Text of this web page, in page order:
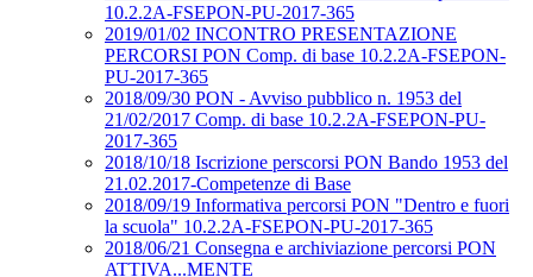
10.2.2A-FSEPON-PU-2017-365
2019/01/02 INCONTRO PRESENTAZIONE
PERCORSI PON Comp. di base 10.2.2A-FSEPON-
PU-2017-365
2018/09/30 PON - Avviso pubblico n. 1953 del
21/02/2017 Comp. di base 10.2.2A-FSEPON-PU-
2017-365
2018/10/18 Iscrizione perscorsi PON Bando 1953 del
21.02.2017-Competenze di Base
2018/09/19 Informativa percorsi PON "Dentro e fuori
la scuola" 10.2.2A-FSEPON-PU-2017-365
2018/06/21 Consegna e archiviazione percorsi PON
ATTIVA...MENTE